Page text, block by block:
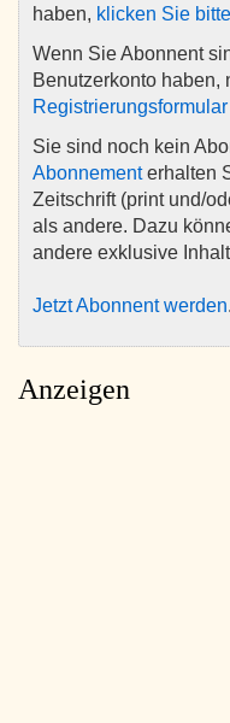
haben, klicken Sie
Wenn Sie Abonnent
Benutzerkonto haben,
Sie sind noch kein
Abonnementerhalten
Zeitschrift (print und/
als andere. Dazu
andere exklusive
Jetzt Abonnent werden.
Anzeigen